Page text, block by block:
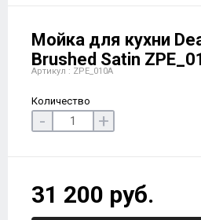
Мойка для кухни
Brushed Satin
Артикул : ZPE_010A
Количество
- +
31 200 руб.